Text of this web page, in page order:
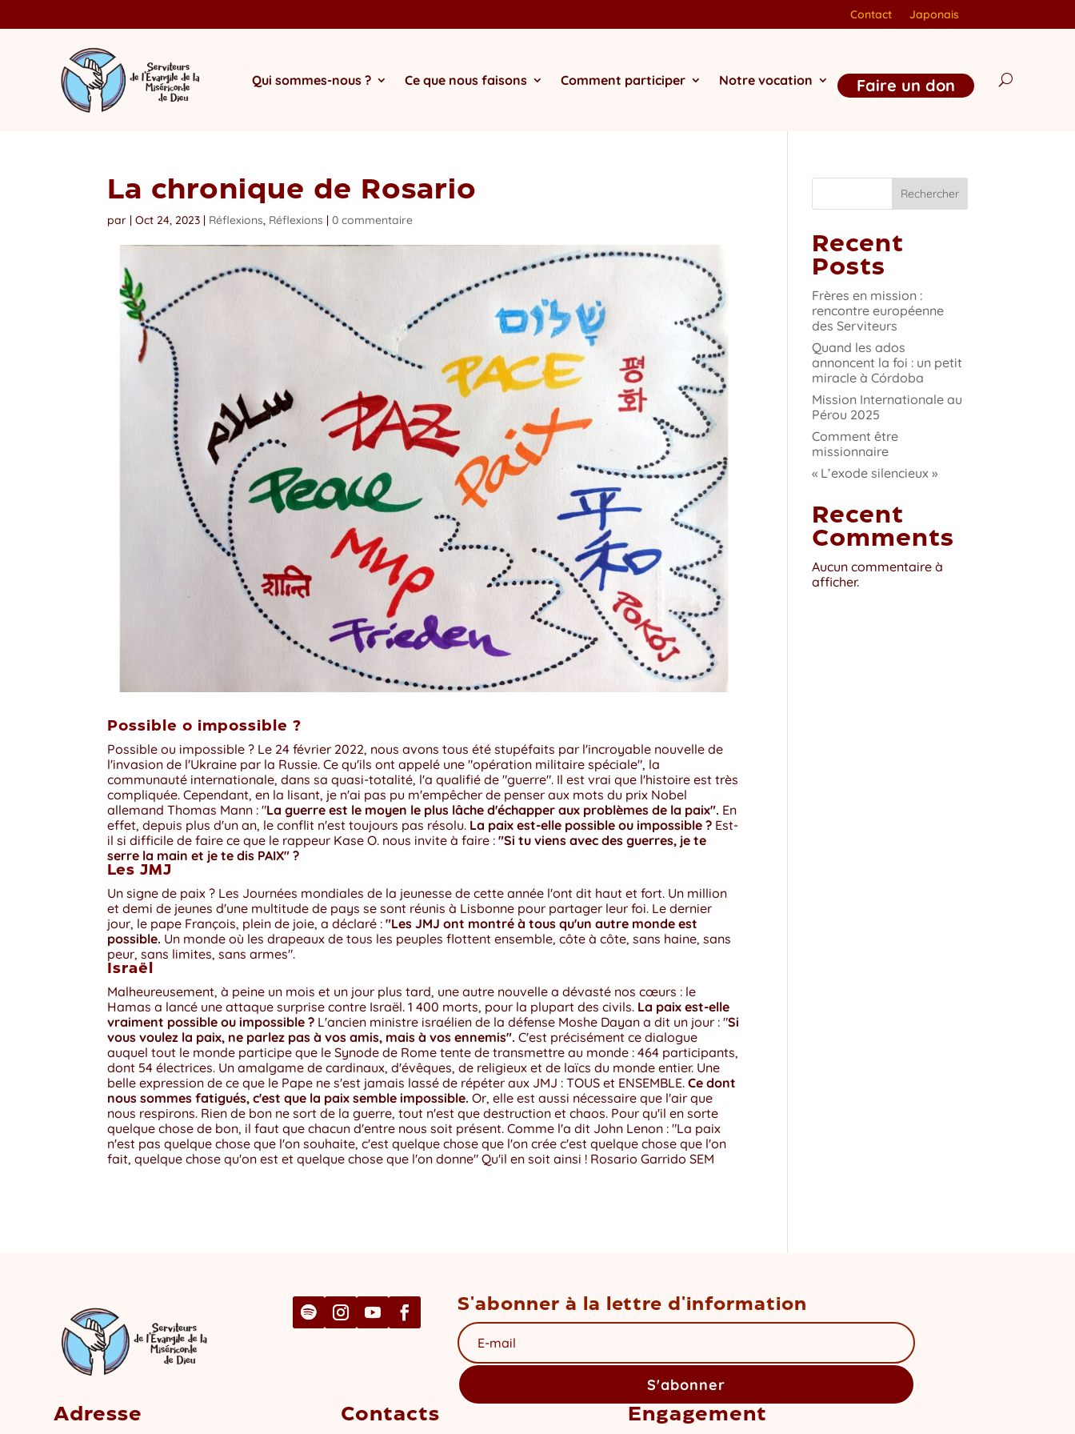
Contact Japonais
Qui sommes-nous ? Ce que nous faisons Comment participer Notre vocation Faire un don
La chronique de Rosario
par |Oct 24, 2023 | Réflexions, Réflexions |0 commentaire
Possible o impossible ?
Possible ou impossible ? Le 24 février 2022, nous avons tous été stupéfaits par l'incroyable nouvelle de
l'invasion de l'Ukraine par la Russie. Ce qu'ils ont appelé une "opération militaire spéciale", la
communauté internationale, dans sa quasi-totalité, l'a qualifié de "guerre". Il est vrai que l'histoire est très
compliquée. Cependant, en la lisant, je n'ai pas pu m'empêcher de penser aux mots du prix Nobel
allemand Thomas Mann : "La guerre est le moyen le plus lâche d'échapper aux problèmes de la paix". En
effet, depuis plus d'un an, le conflit n'est toujours pas résolu. La paix est-elle possible ou impossible ? Est-
il si difficile de faire ce que le rappeur Kase O. nous invite à faire :"Si tu viens avec des guerres, je te
serre la main et je te dis PAIX" ?
Les JMJ
Un signe de paix ? Les Journées mondiales de la jeunesse de cette année l'ont dit haut et fort. Un million
et demi de jeunes d'une multitude de pays se sont réunis à Lisbonne pour partager leur foi. Le dernier
jour, le pape François, plein de joie, a déclaré :"Les JMJ ont montré à tous qu'un autre monde est
possible. Un monde où les drapeaux de tous les peuples flottent ensemble, côte à côte, sans haine, sans
peur, sans limites, sans armes".
Israël
Malheureusement, à peine un mois et un jour plus tard, une autre nouvelle a dévasté nos cœurs : le
Hamas a lancé une attaque surprise contre Israël. 1 400 morts, pour la plupart des civils. La paix est-elle
vraiment possible ou impossible ? L'ancien ministre israélien de la défense Moshe Dayan a dit un jour : "Si
vous voulez la paix, ne parlez pas à vos amis, mais à vos ennemis". C'est précisément ce dialogue
auquel tout le monde participe que le Synode de Rome tente de transmettre au monde : 464 participants,
dont 54 électrices. Un amalgame de cardinaux, d'évêques, de religieux et de laïcs du monde entier. Une
belle expression de ce que le Pape ne s'est jamais lassé de répéter aux JMJ : TOUS et ENSEMBLE.Ce dont
nous sommes fatigués, c'est que la paix semble impossible. Or, elle est aussi nécessaire que l'air que
nous respirons. Rien de bon ne sort de la guerre, tout n'est que destruction et chaos. Pour qu'il en sorte
quelque chose de bon, il faut que chacun d'entre nous soit présent. Comme l'a dit John Lenon : "La paix
n'est pas quelque chose que l'on souhaite, c'est quelque chose que l'on crée c'est quelque chose que l'on
fait, quelque chose qu'on est et quelque chose que l'on donne" Qu'il en soit ainsi ! Rosario Garrido SEM
Rechercher
Recent
Posts
Frères en mission :
rencontre européenne
des Serviteurs
Quand les ados
annoncent la foi : un petit
miracle à Córdoba
Mission Internationale au
Pérou 2025
Comment être
missionnaire
« L’exode silencieux »
Recent
Comments
Aucun commentaire à
afficher.
S'abonner à la lettre d'information
S'abonner
Adresse Contacts Engagement